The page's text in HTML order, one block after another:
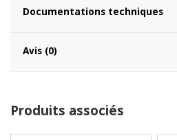
Documentations techniques
Avis (0)
Produits associés